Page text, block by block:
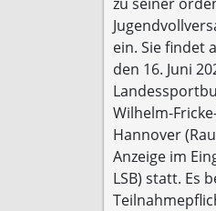
ein. Sie findet
den 16. Juni
Wilhelm-
Hannover
Anzeige im
LSB) statt. Es